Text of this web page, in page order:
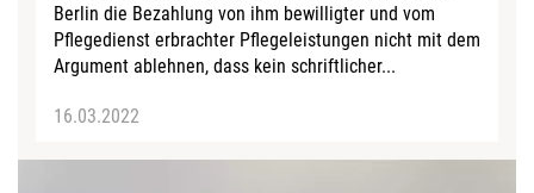
Berlin die Bezahlung von ihm bewilligter und vom
Pflegedienst erbrachter Pflegeleistungen nicht mit dem
Argument ablehnen, dass kein schriftlicher...
16.03.2022